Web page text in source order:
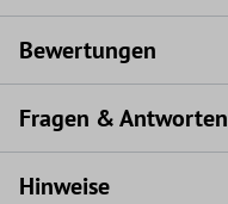
Bewertungen
Fragen & Antworten
Hinweise